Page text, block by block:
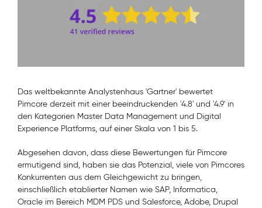
Das weltbekannte Analystenhaus 'Gartner' bewertet
Pimcore derzeit mit einer beeindruckenden '4.8' und '4.9' in
den Kategorien Master Data Management und Digital
Experience Platforms, auf einer Skala von 1 bis 5.
Abgesehen davon, dass diese Bewertungen für Pimcore
ermutigend sind, haben sie das Potenzial, viele von Pimcores
Konkurrenten aus dem Gleichgewicht zu bringen,
einschließlich etablierter Namen wie SAP, Informatica,
Oracle im Bereich MDM PDS und Salesforce, Adobe, Drupal